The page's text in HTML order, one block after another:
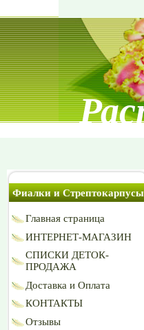
Фиалки и Стрептокарпусы
Главная страница
ИНТЕРНЕТ-МАГАЗИН
СПИСКИ ДЕТОК-
ПРОДАЖА
Доставка и Оплата
КОНТАКТЫ
Отзывы